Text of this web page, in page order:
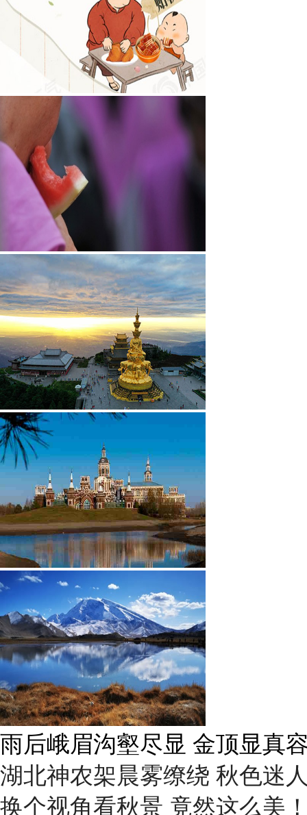
雨后峨眉沟壑尽显 金顶显真
湖北神农架晨雾缭绕 秋色迷
换个视角看秋景 竟然这么美